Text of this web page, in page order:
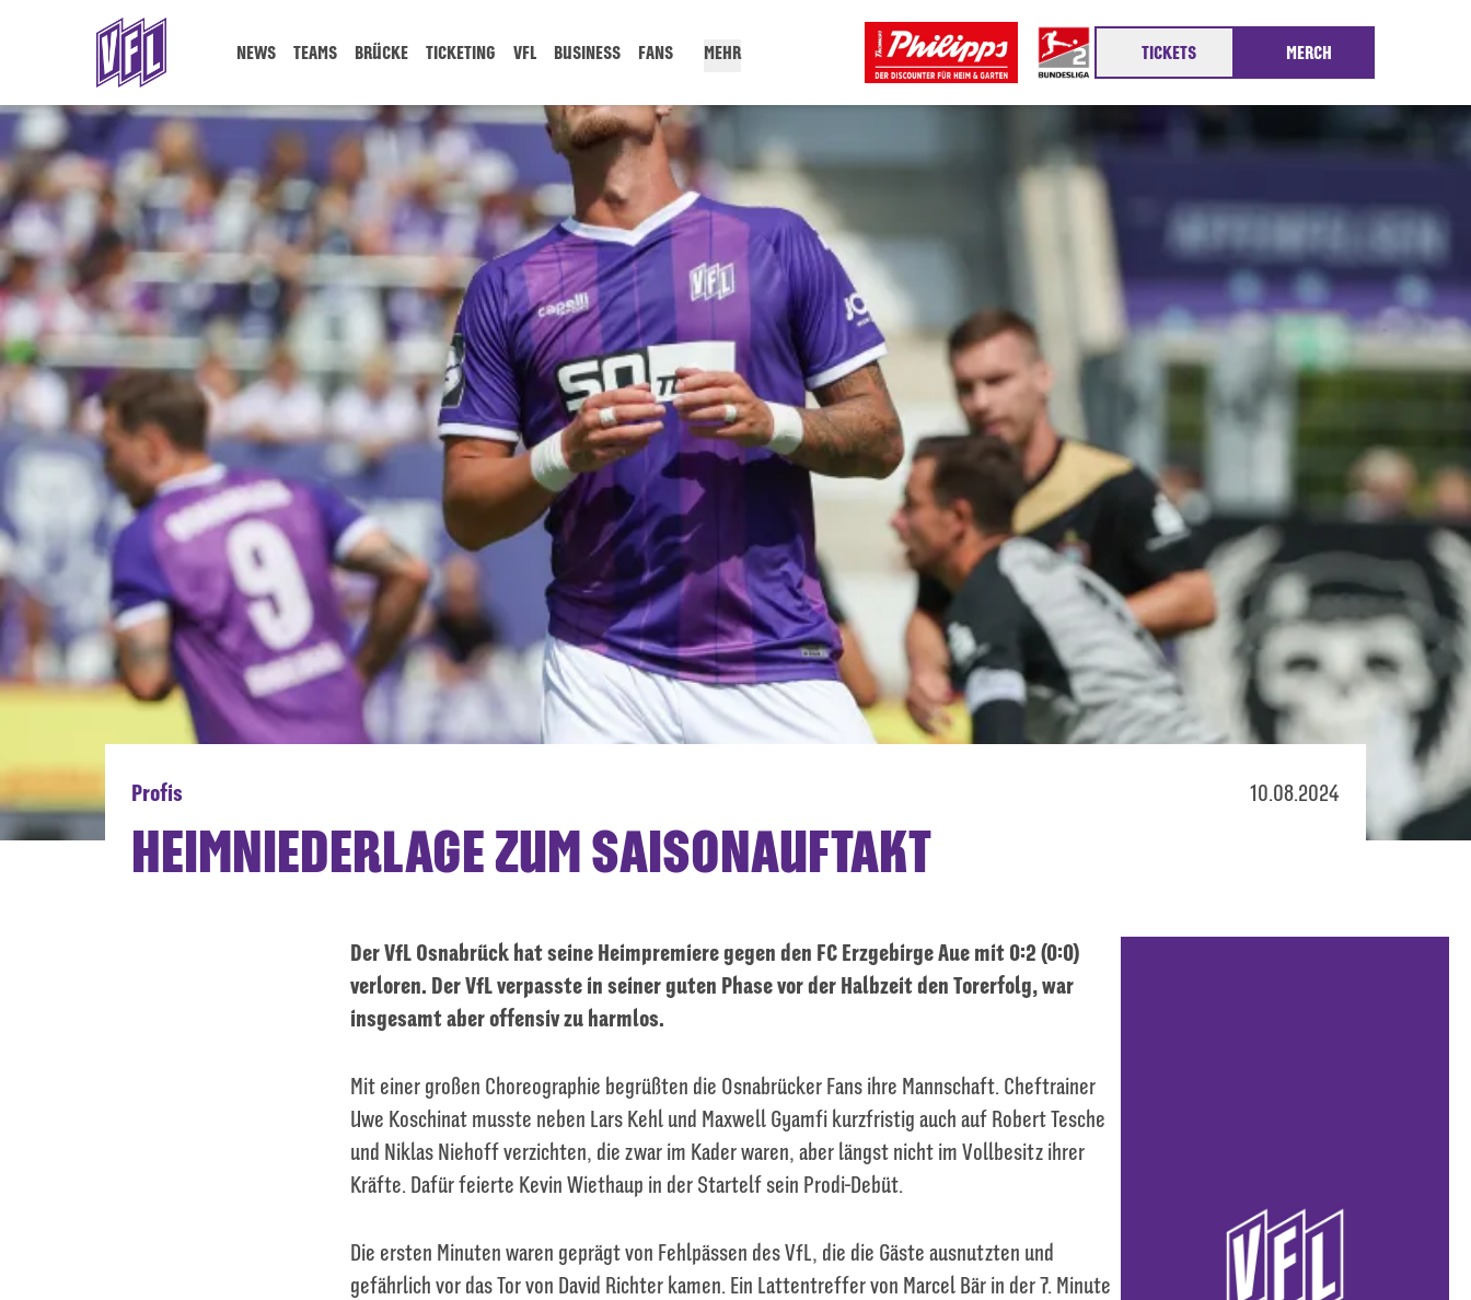
NEWS TEAMS BRÜCKE TICKETING VFL BUSINESS FANS MEHR TICKETS MERCH
Profis 10.08.2024
HEIMNIEDERLAGE ZUM SAISONAUFTAKT
Der VfL Osnabrück hat seine Heimpremiere gegen den FC Erzgebirge Aue mit 0:2 (0:0)
verloren. Der VfL verpasste in seiner guten Phase vor der Halbzeit den Torerfolg, war
insgesamt aber offensiv zu harmlos.
Mit einer großen Choreographie begrüßten die Osnabrücker Fans ihre Mannschaft. Cheftrainer
Uwe Koschinat musste neben Lars Kehl und Maxwell Gyamfi kurzfristig auch auf Robert Tesche
und Niklas Niehoff verzichten, die zwar im Kader waren, aber längst nicht im Vollbesitz ihrer
Kräfte. Dafür feierte Kevin Wiethaup in der Startelf sein Prodi-Debüt.
Die ersten Minuten waren geprägt von Fehlpässen des VfL, die die Gäste ausnutzten und
gefährlich vor das Tor von David Richter kamen. Ein Lattentreffer von Marcel Bär in der 7. Minute